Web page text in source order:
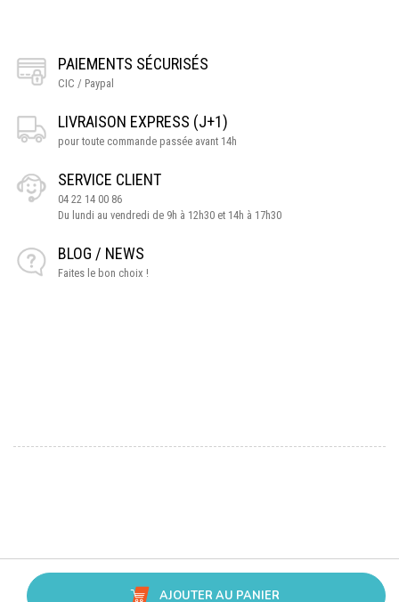
AJOUTER AU PANIER
PAIEMENTS SÉCURISÉS
CIC / Paypal
LIVRAISON EXPRESS (J+1)
pour toute commande passée avant 14h
SERVICE CLIENT
04 22 14 00 86
Du lundi au vendredi de 9h à 12h30 et 14h à 17h30
BLOG / NEWS
Faites le bon choix !